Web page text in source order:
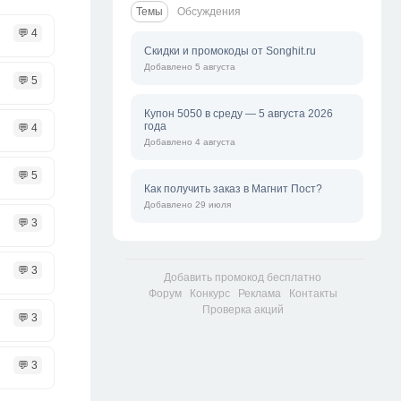
💬 4
💬 5
💬 4
💬 5
💬 3
💬 3
💬 3
💬 3
Темы Обсуждения
Скидки и промокоды от Songhit.ru
Добавлено 5 августа
Купон 5050 в среду — 5 августа 2026
года
Добавлено 4 августа
Как получить заказ в Магнит Пост?
Добавлено 29 июля
Добавить промокод бесплатно
Форум
Конкурс Реклама
Контакты
Проверка акций